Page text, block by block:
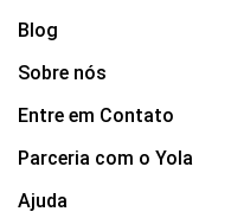
Blog
Sobre nós
Entre em Contato
Parceria com o Yola
Ajuda